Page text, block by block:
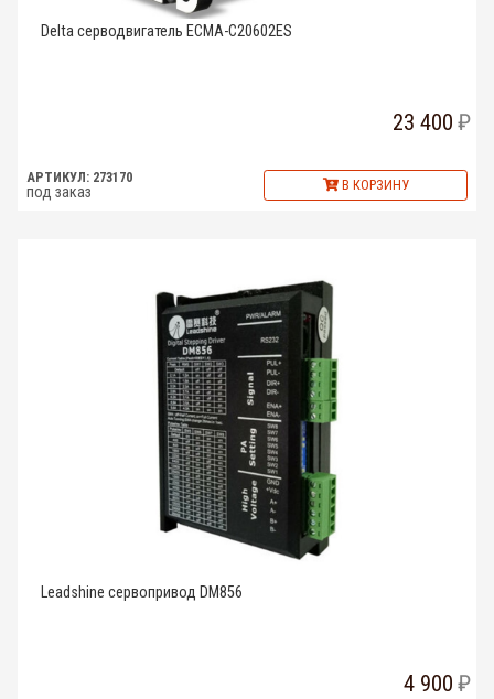
Delta серводвигатель ECMA-C20602ES
23 400
АРТИКУЛ: 273170
под заказ В КОРЗИНУ
Leadshine сервопривод DM856
4 900